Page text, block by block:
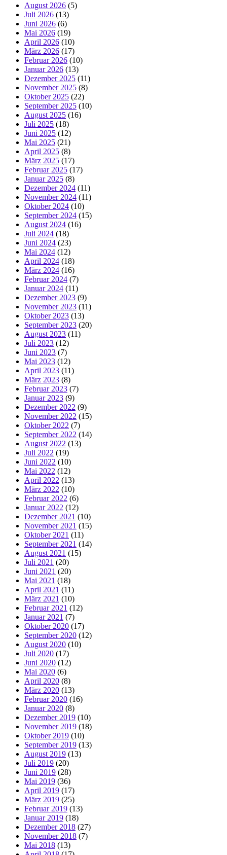
August 2026 (5)
Juli 2026 (13)
Juni 2026 (6)
Mai 2026 (19)
April 2026 (10)
März 2026 (17)
Februar 2026 (10)
Januar 2026 (13)
Dezember 2025 (11)
November 2025 (8)
Oktober 2025 (22)
September 2025 (10)
August 2025 (16)
Juli 2025 (18)
Juni 2025 (12)
Mai 2025 (21)
April 2025 (8)
März 2025 (17)
Februar 2025 (17)
Januar 2025 (8)
Dezember 2024 (11)
November 2024 (11)
Oktober 2024 (10)
September 2024 (15)
August 2024 (16)
Juli 2024 (18)
Juni 2024 (23)
Mai 2024 (12)
April 2024 (18)
März 2024 (16)
Februar 2024 (7)
Januar 2024 (11)
Dezember 2023 (9)
November 2023 (11)
Oktober 2023 (13)
September 2023 (20)
August 2023 (11)
Juli 2023 (12)
Juni 2023 (7)
Mai 2023 (12)
April 2023 (11)
März 2023 (8)
Februar 2023 (7)
Januar 2023 (9)
Dezember 2022 (9)
November 2022 (15)
Oktober 2022 (7)
September 2022 (14)
August 2022 (13)
Juli 2022 (19)
Juni 2022 (10)
Mai 2022 (12)
April 2022 (13)
März 2022 (10)
Februar 2022 (6)
Januar 2022 (12)
Dezember 2021 (10)
November 2021 (15)
Oktober 2021 (11)
September 2021 (14)
August 2021 (15)
Juli 2021 (20)
Juni 2021 (20)
Mai 2021 (18)
April 2021 (11)
März 2021 (10)
Februar 2021 (12)
Januar 2021 (7)
Oktober 2020 (17)
September 2020 (12)
August 2020 (10)
Juli 2020 (17)
Juni 2020 (12)
Mai 2020 (6)
April 2020 (8)
März 2020 (13)
Februar 2020 (16)
Januar 2020 (8)
Dezember 2019 (10)
November 2019 (18)
Oktober 2019 (10)
September 2019 (13)
August 2019 (13)
Juli 2019 (20)
Juni 2019 (28)
Mai 2019 (36)
April 2019 (17)
März 2019 (25)
Februar 2019 (13)
Januar 2019 (18)
Dezember 2018 (27)
November 2018 (7)
Mai 2018 (13)